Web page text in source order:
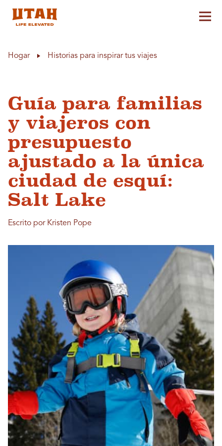
Hogar Historias para inspirar tus viajes
Guía para familias
y viajeros con
presupuesto
ajustado a la única
ciudad de esquí:
Salt Lake
Escrito por Kristen Pope